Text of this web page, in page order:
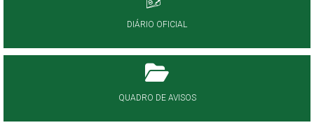
DIÁRIO OFICIAL
QUADRO DE AVISOS